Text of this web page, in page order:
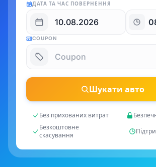
ДАТА ТА ЧАС ПОВЕРНЕННЯ
COUPON
Шукати авто
Без прихованих витрат
Безкоштовне
скасування